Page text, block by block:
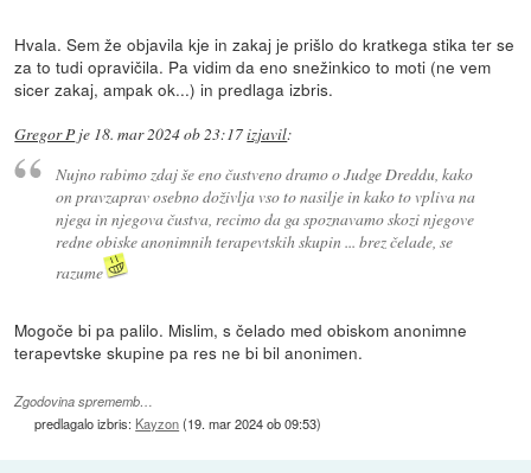
Hvala. Sem že objavila kje in zakaj je prišlo do kratkega stika ter se
za to tudi opravičila. Pa vidim da eno snežinkico to moti (ne vem
sicer zakaj, ampak ok...) in predlaga izbris.
Gregor P je 18. mar 2024 ob 23:17izjavil:
Nujno rabimo zdaj še eno čustveno dramo o Judge Dreddu, kako
on pravzaprav osebno doživlja vso to nasilje in kako to vpliva na
njega in njegova čustva, recimo da ga spoznavamo skozi njegove
redne obiske anonimnih terapevtskih skupin ... brez čelade, se
razume
Mogoče bi pa palilo. Mislim, s čelado med obiskom anonimne
terapevtske skupine pa res ne bi bil anonimen.
Zgodovina sprememb…
predlagalo izbris: Kayzon(19. mar 2024 ob 09:53)